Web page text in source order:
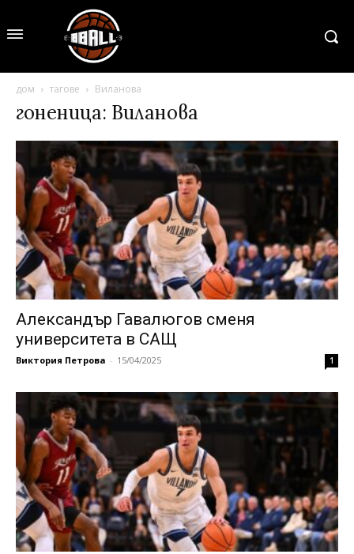
дом тагове Виланова
гоненица: Виланова
Александър Гавалюгов сменя
университета в САЩ
Виктория Петрова - 15/04/2025 1